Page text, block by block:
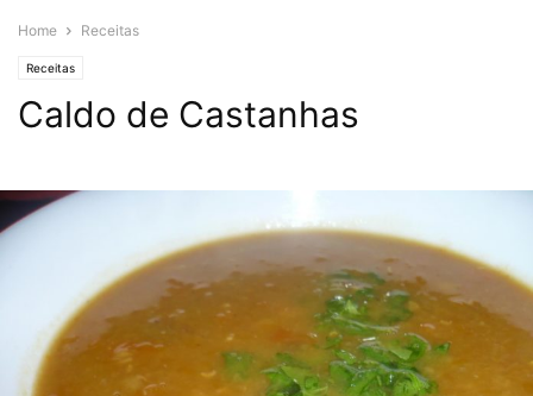
Home Receitas
Receitas
Caldo de Castanhas